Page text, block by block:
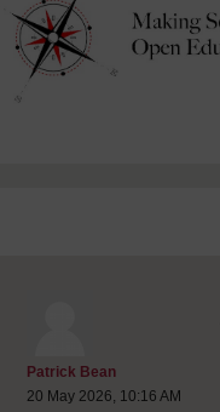
Patrick BeanPost 1
20 May 2026, 10:16 AM